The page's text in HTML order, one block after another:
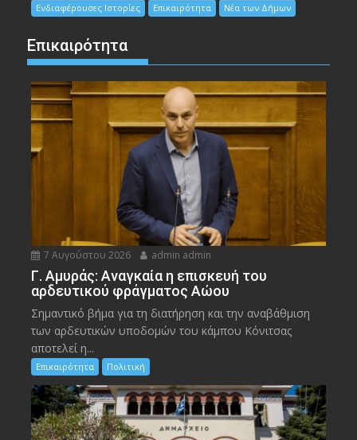
Ενδιαφέρουσες Ιστορίες Επικαιρότητα Νέα των Δήμων
Επικαιρότητα
7 Αυγούστου 2026 admin admin
Γ. Αμυράς: Αναγκαία η επισκευή του
αρδευτικού φράγματος Αώου
Σημαντικό βήμα για τη διατήρηση και την αναβάθμιση
των αρδευτικών υποδομών του κάμπου Κόνιτσας
αποτελεί η...
Επικαιρότητα Πολιτική